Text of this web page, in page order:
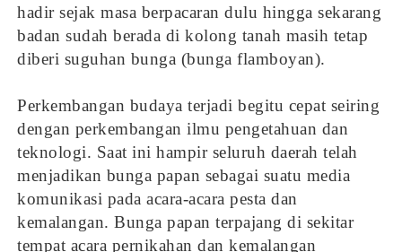
hadir sejak masa berpacaran dulu hingga sekarang
badan sudah berada di kolong tanah masih tetap
diberi suguhan bunga (bunga flamboyan).
Perkembangan budaya terjadi begitu cepat seiring
dengan perkembangan ilmu pengetahuan dan
teknologi. Saat ini hampir seluruh daerah telah
menjadikan bunga papan sebagai suatu media
komunikasi pada acara-acara pesta dan
kemalangan. Bunga papan terpajang di sekitar
tempat acara pernikahan dan kemalangan